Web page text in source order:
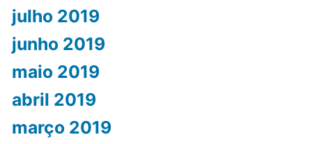
julho 2019
junho 2019
maio 2019
abril 2019
março 2019